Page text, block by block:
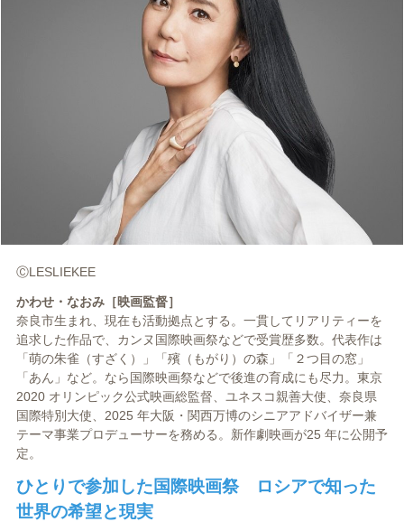
ⒸLESLIEKEE
かわせ・なおみ［映画監督］
奈良市生まれ、現在も活動拠点とする。一貫してリアリティーを
追求した作品で、カンヌ国際映画祭などで受賞歴多数。代表作は
「萌の朱雀（すざく）」「殯（もがり）の森」「２つ目の窓」
「あん」など。なら国際映画祭などで後進の育成にも尽力。東京
2020 オリンピック公式映画総監督、ユネスコ親善大使、奈良県
国際特別大使、2025 年大阪・関西万博のシニアアドバイザー兼
テーマ事業プロデューサーを務める。新作劇映画が25 年に公開予
定。
ひとりで参加した国際映画祭 ロシアで知った
世界の希望と現実